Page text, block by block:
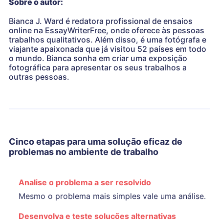
Bianca J. Ward é redatora profissional de ensaios
online na EssayWriterFree, onde oferece às pessoas
trabalhos qualitativos. Além disso, é uma fotógrafa e
viajante apaixonada que já visitou 52 países em todo
o mundo. Bianca sonha em criar uma exposição
fotográfica para apresentar os seus trabalhos a
outras pessoas.
Cinco etapas para uma solução eficaz de
problemas no ambiente de trabalho
Analise o problema a ser resolvido
Mesmo o problema mais simples vale uma análise.
Desenvolva e teste soluções alternativas